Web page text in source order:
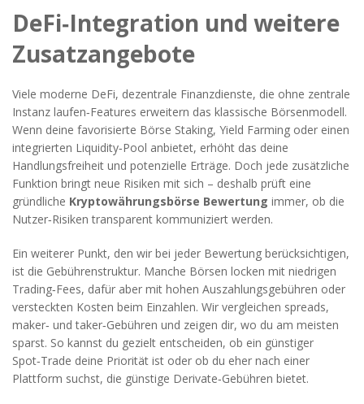
DeFi‑Integration und weitere
Zusatzangebote
Viele moderne DeFi, dezentrale Finanzdienste, die ohne zentrale
Instanz laufen‑Features erweitern das klassische Börsenmodell.
Wenn deine favorisierte Börse Staking, Yield Farming oder einen
integrierten Liquidity‑Pool anbietet, erhöht das deine
Handlungsfreiheit und potenzielle Erträge. Doch jede zusätzliche
Funktion bringt neue Risiken mit sich – deshalb prüft eine
gründliche Kryptowährungsbörse Bewertung immer, ob die
Nutzer‑Risiken transparent kommuniziert werden.
Ein weiterer Punkt, den wir bei jeder Bewertung berücksichtigen,
ist die Gebührenstruktur. Manche Börsen locken mit niedrigen
Trading‑Fees, dafür aber mit hohen Auszahlungsgebühren oder
versteckten Kosten beim Einzahlen. Wir vergleichen spreads,
maker‑ und taker‑Gebühren und zeigen dir, wo du am meisten
sparst. So kannst du gezielt entscheiden, ob ein günstiger
Spot‑Trade deine Priorität ist oder ob du eher nach einer
Plattform suchst, die günstige Derivate‑Gebühren bietet.